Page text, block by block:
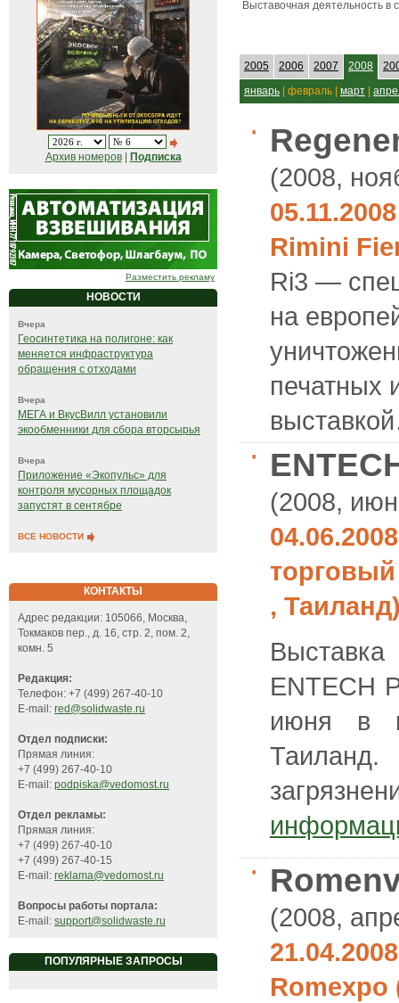
Архив номеров| Подписка
Разместить рекламу
НОВОСТИ
Вчера
Геосинтетика на полигоне: как
меняется инфраструктура
обращения с отходами
Вчера
МЕГА и ВкусВилл установили
экообменники для сбора вторсырья
Вчера
Приложение «Экопульс» для
контроля мусорных площадок
запустят в сентябре
ВСЕ НОВОСТИ
КОНТАКТЫ
Адрес редакции: 105066, Москва,
Токмаков пер., д. 16, стр. 2, пом. 2,
комн. 5
Редакция:
Телефон: +7 (499) 267-40-10
E-mail: red@solidwaste.ru
Отдел подписки:
Прямая линия:
+7 (499) 267-40-10
E-mail: podpiska@vedomost.ru
Отдел рекламы:
Прямая линия:
+7 (499) 267-40-10
+7 (499) 267-40-15
E-mail: reklama@vedomost.ru
Вопросы работы портала:
E-mail: support@solidwaste.ru
ПОПУЛЯРНЫЕ ЗАПРОСЫ
Выставочная деятельность
2005 2006 2007 2008
январь | февраль | март
(2008,
Rimini
Ri3 —
на
печатных
выставкой
(2008,
,
ENTECH
июня в
(2008,
Romexpo